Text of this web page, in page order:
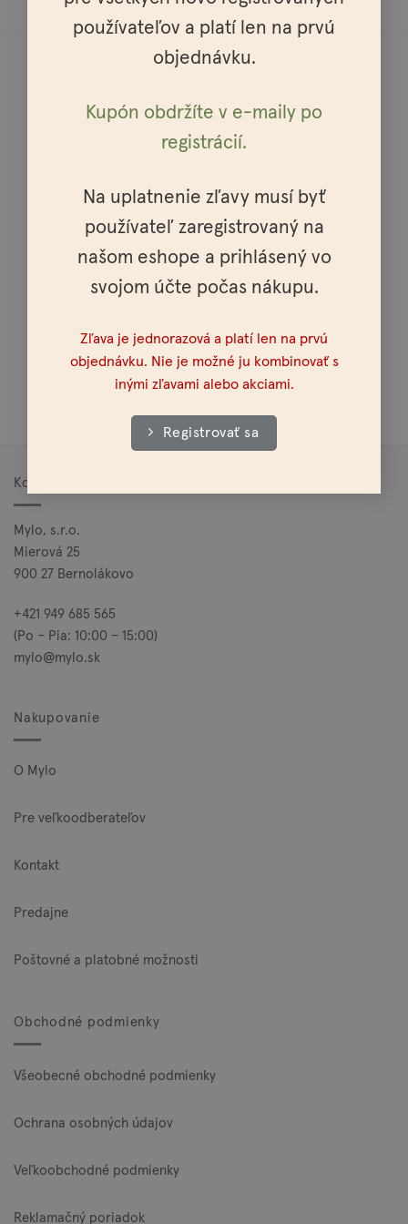
používateľov a platí len na prvú
objednávku.
Kupón obdržíte v e-maily po
registrácií.
Na uplatnenie zľavy musí byť
používateľ zaregistrovaný na
našom eshope a prihlásený vo
svojom účte počas nákupu.
Zľava je jednorazová a platí len na prvú
objednávku. Nie je možné ju kombinovať s
inými zľavami alebo akciami.
Registrovať sa
Doprava do celej Európy
Osobné vyzdvihnutie možné v celej SR a ČR
Doprava nad 100€ zadarmo
Kontakt
Mylo, s.r.o.
Mierová 25
900 27 Bernolákovo
+421 949 685 565
(Po – Pia: 10:00 – 15:00)
mylo@mylo.sk
Nakupovanie
O Mylo
Pre veľkoodberateľov
Kontakt
Predajne
Poštovné a platobné možnosti
Obchodné podmienky
Všeobecné obchodné podmienky
Ochrana osobných údajov
Veľkoobchodné podmienky
Reklamačný poriadok